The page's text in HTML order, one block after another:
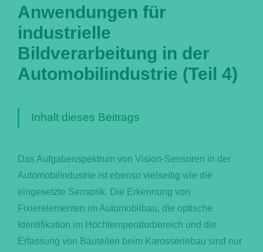
Português
Anwendungen für
industrielle
Bildverarbeitung in der
Automobilindustrie (Teil 4)
Inhalt dieses Beitrags
Das Aufgabenspektrum von Vision-Sensoren in der
Automobilindustrie ist ebenso vielseitig wie die
eingesetzte Sensorik. Die Erkennung von
Fixierelementen im Automobilbau, die optische
Identifikation im Hochtemperaturbereich und die
Erfassung von Bauteilen beim Karosseriebau sind nur